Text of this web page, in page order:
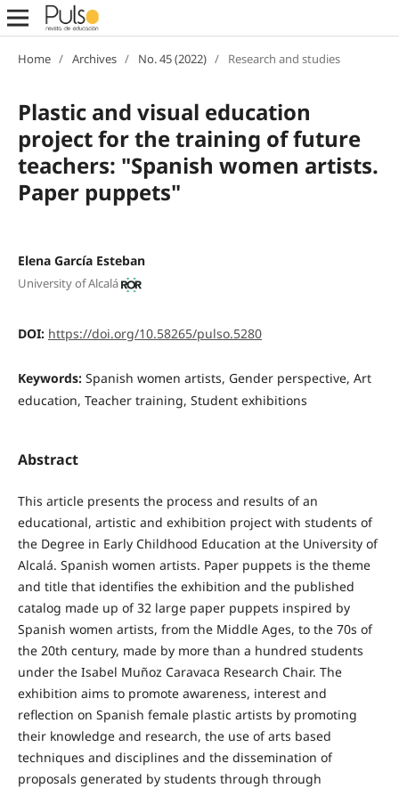
Home / Archives / No. 45 (2022) / Research and studies
Plastic and visual education
project for the training of future
teachers: "Spanish women artists.
Paper puppets"
Elena García Esteban
University of Alcalá
DOI: https://doi.org/10.58265/pulso.5280
Keywords: Spanish women artists, Gender perspective, Art
education, Teacher training, Student exhibitions
Abstract
This article presents the process and results of an
educational, artistic and exhibition project with students of
the Degree in Early Childhood Education at the University of
Alcalá. Spanish women artists. Paper puppets is the theme
and title that identifies the exhibition and the published
catalog made up of 32 large paper puppets inspired by
Spanish women artists, from the Middle Ages, to the 70s of
the 20th century, made by more than a hundred students
under the Isabel Muñoz Caravaca Research Chair. The
exhibition aims to promote awareness, interest and
reflection on Spanish female plastic artists by promoting
their knowledge and research, the use of arts based
techniques and disciplines and the dissemination of
proposals generated by students through through